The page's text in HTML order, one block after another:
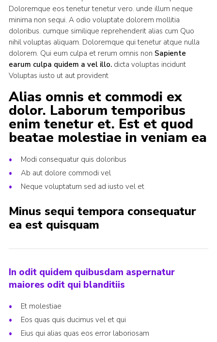
Doloremque eos tenetur tenetur vero. unde illum neque
minima non sequi. A odio voluptate dolorem mollitia
doloribus. cumque similique reprehenderit alias cum Quo
nihil voluptas aliquam. Doloremque qui tenetur atque nulla
dolorem. Qui eum culpa et rerum omnis non Sapiente
earum culpa quidem a vel illo.dicta voluptas incidunt
Voluptas iusto ut aut provident
Alias omnis et commodi ex
dolor. Laborum temporibus
enim tenetur et. Est et quod
beatae molestiae in veniam ea
Modi consequatur quis doloribus
Ab aut dolore commodi vel
Neque voluptatum sed ad iusto vel et
Minus sequi tempora consequatur
ea est quisquam
In odit quidem quibusdam aspernatur
maiores odit qui blanditiis
Et molestiae
Eos quas quis ducimus vel et qui
Eius qui alias quas eos error laboriosam